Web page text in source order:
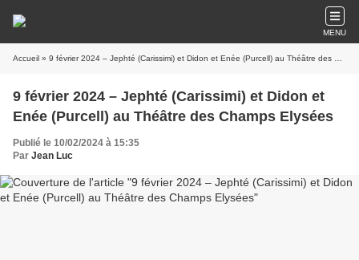
MENU
Accueil » 9 février 2024 – Jephté (Carissimi) et Didon et Enée (Purcell) au Théâtre des Champs Elysées
9 février 2024 – Jephté (Carissimi) et Didon et
Enée (Purcell) au Théâtre des Champs Elysées
Publié le 10/02/2024 à 15:35
Par Jean Luc